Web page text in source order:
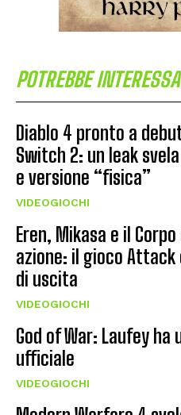
POTREBBE
Diablo 4 pronto a
Switch 2: un leak
e versione “fisica”
VIDEOGIOCHI
Eren, Mikasa e il
azione: il gioco Attack
di uscita
VIDEOGIOCHI
God of War: Laufey
ufficiale
VIDEOGIOCHI